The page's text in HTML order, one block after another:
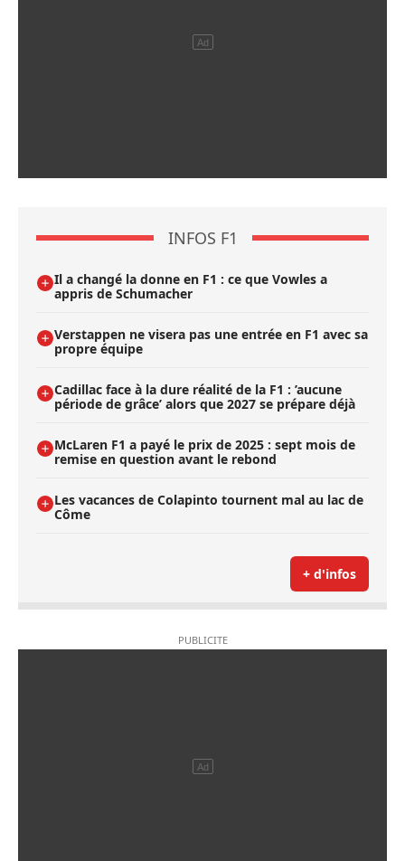
INFOS F1
Il a changé la donne en F1 : ce que Vowles a
appris de Schumacher
Verstappen ne visera pas une entrée en F1 avec sa
propre équipe
Cadillac face à la dure réalité de la F1 : ’aucune
période de grâce’ alors que 2027 se prépare déjà
McLaren F1 a payé le prix de 2025 : sept mois de
remise en question avant le rebond
Les vacances de Colapinto tournent mal au lac de
Côme
+ d'infos